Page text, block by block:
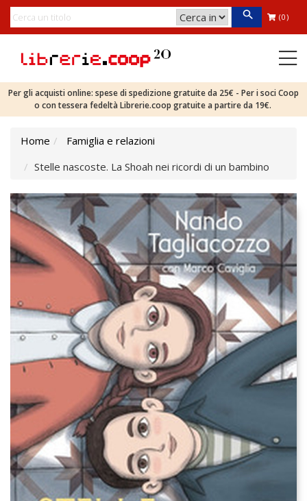
(0)
Per gli acquisti online: spese di spedizione gratuite da 25€ - Per i soci Coop
o con tessera fedeltà Librerie.coop gratuite a partire da 19€.
Home
Famiglia e relazioni
Stelle nascoste. La Shoah nei ricordi di un bambino